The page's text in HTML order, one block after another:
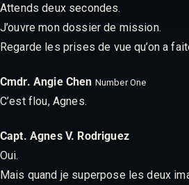
Attends deux secondes.
J’ouvre mon dossier de mission.
Regarde les prises de vue qu’on a
Cmdr. Angie Chen Number One
C’est flou, Agnes.
Capt. Agnes V. Rodriguez
Oui.
Mais quand je superpose les deux